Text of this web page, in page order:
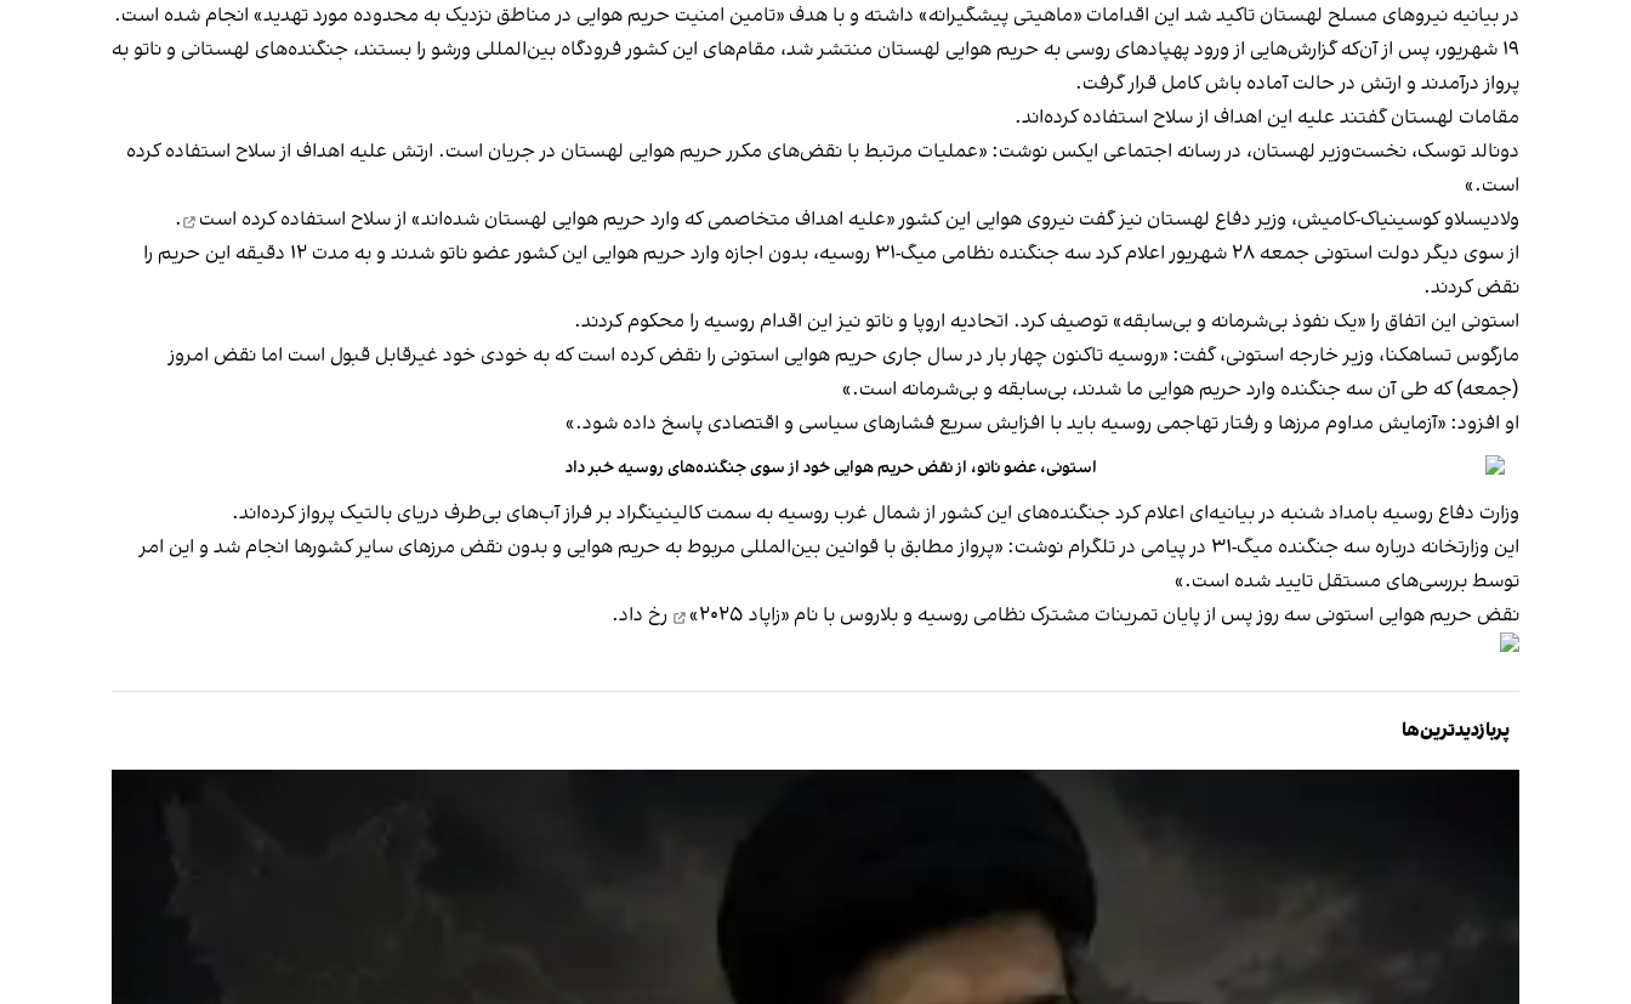
در بیانیه نیروهای مسلح لهستان تاکید شد این اقدامات «ماهیتی پیشگیرانه» داشته و با هدف «تامین امنیت حریم هوایی در مناطق نزدیک به محدوده مورد تهدید» انجام شده است.
۱۹ شهریور، پس از آن‌که گزارش‌هایی از ورود پهپادهای روسی به حریم هوایی لهستان منتشر شد، مقام‌های این کشور فرودگاه بین‌المللی ورشو را بستند، جنگنده‌های لهستانی و ناتو به
پرواز درآمدند و ارتش در حالت آماده باش کامل قرار گرفت.
مقامات لهستان گفتند علیه این اهداف از سلاح استفاده کرده‌اند.
دونالد توسک، نخست‌وزیر لهستان، در رسانه اجتماعی ایکس نوشت: «عملیات مرتبط با نقض‌های مکرر حریم هوایی لهستان در جریان است. ارتش علیه اهداف از سلاح استفاده کرده
است.»
ولادیسلاو کوسینیاک-کامیش، وزیر دفاع لهستان نیز گفت نیروی هوایی این کشور «علیه اهداف متخاصمی که وارد حریم هوایی لهستان شده‌اند» از سلاح استفاده کرده است
.
از سوی دیگر دولت استونی جمعه ۲۸ شهریور اعلام کرد سه جنگنده نظامی میگ-۳۱ روسیه، بدون اجازه وارد حریم هوایی این کشور عضو ناتو شدند و به مدت ۱۲ دقیقه این حریم را
نقض کردند.
استونی این اتفاق را «یک نفوذ بی‌شرمانه و بی‌سابقه» توصیف کرد. اتحادیه اروپا و ناتو نیز این اقدام روسیه را محکوم کردند.
مارگوس تساهکنا، وزیر خارجه استونی، گفت: «روسیه تاکنون چهار بار در سال جاری حریم هوایی استونی را نقض کرده است که به خودی خود غیرقابل قبول است اما نقض امروز
(جمعه) که طی آن سه جنگنده وارد حریم هوایی ما شدند، بی‌سابقه و بی‌شرمانه است.»
او افزود: «آزمایش مداوم مرزها و رفتار تهاجمی روسیه باید با افزایش سریع فشارهای سیاسی و اقتصادی پاسخ داده شود.»
استونی، عضو ناتو، از نقض حریم هوایی خود از سوی جنگنده‌های روسیه خبر داد
وزارت دفاع روسیه بامداد شنبه در بیانیه‌ای اعلام کرد جنگنده‌های این کشور از شمال‌ غرب روسیه به سمت کالینینگراد بر فراز آب‌های بی‌طرف دریای بالتیک پرواز کرده‌اند.
این وزارتخانه درباره سه جنگنده میگ-۳۱ در پیامی در تلگرام نوشت: «پرواز مطابق با قوانین بین‌المللی مربوط به حریم هوایی و بدون نقض مرزهای سایر کشورها انجام شد و این امر
توسط بررسی‌های مستقل تایید شده است.»
نقض حریم هوایی استونی سه روز پس از پایان تمرینات مشترک نظامی روسیه و بلاروس با نام «زاپاد ۲۰۲۵» رخ داد.
پربازدیدترین‌ها